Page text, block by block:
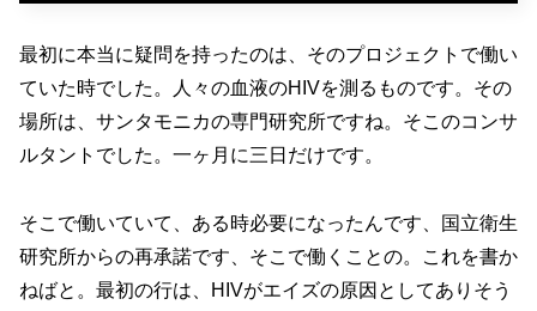
最初に本当に疑問を持ったのは、そのプロジェクトで働い
ていた時でした。人々の血液のHIVを測るものです。その
場所は、サンタモニカの専門研究所ですね。そこのコンサ
ルタントでした。一ヶ月に三日だけです。
そこで働いていて、ある時必要になったんです、国立衛生
研究所からの再承諾です、そこで働くことの。これを書か
ねばと。最初の行は、HIVがエイズの原因としてありそう